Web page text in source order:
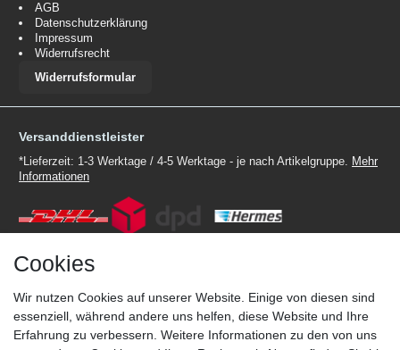
AGB
Datenschutzerklärung
Impressum
Widerrufsrecht
Widerrufsformular
Versanddienstleister
*Lieferzeit: 1-3 Werktage / 4-5 Werktage - je nach Artikelgruppe. Mehr
Informationen
Wir behalten uns das Recht vor im Einzelfall bestimmte
Zahlungsarten auszuschließen.Mehr Informationen
Cookies
Wir nutzen Cookies auf unserer Website. Einige von diesen sind
essenziell, während andere uns helfen, diese Website und Ihre
Erfahrung zu verbessern. Weitere Informationen zu den von uns